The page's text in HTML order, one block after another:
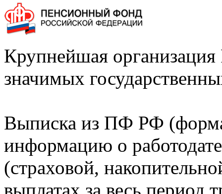
Крупнейшая
значимых
Выписка из ПФ РФ
информацию о
(страховой,
выплатах за весь период